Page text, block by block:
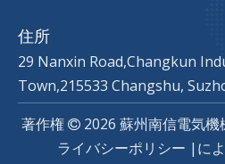
住所
29 Nanxin Road,Changkun
Town,215533 Changshu,
著作権  2026 蘇州南信電気機
ライバシーポリシー |に